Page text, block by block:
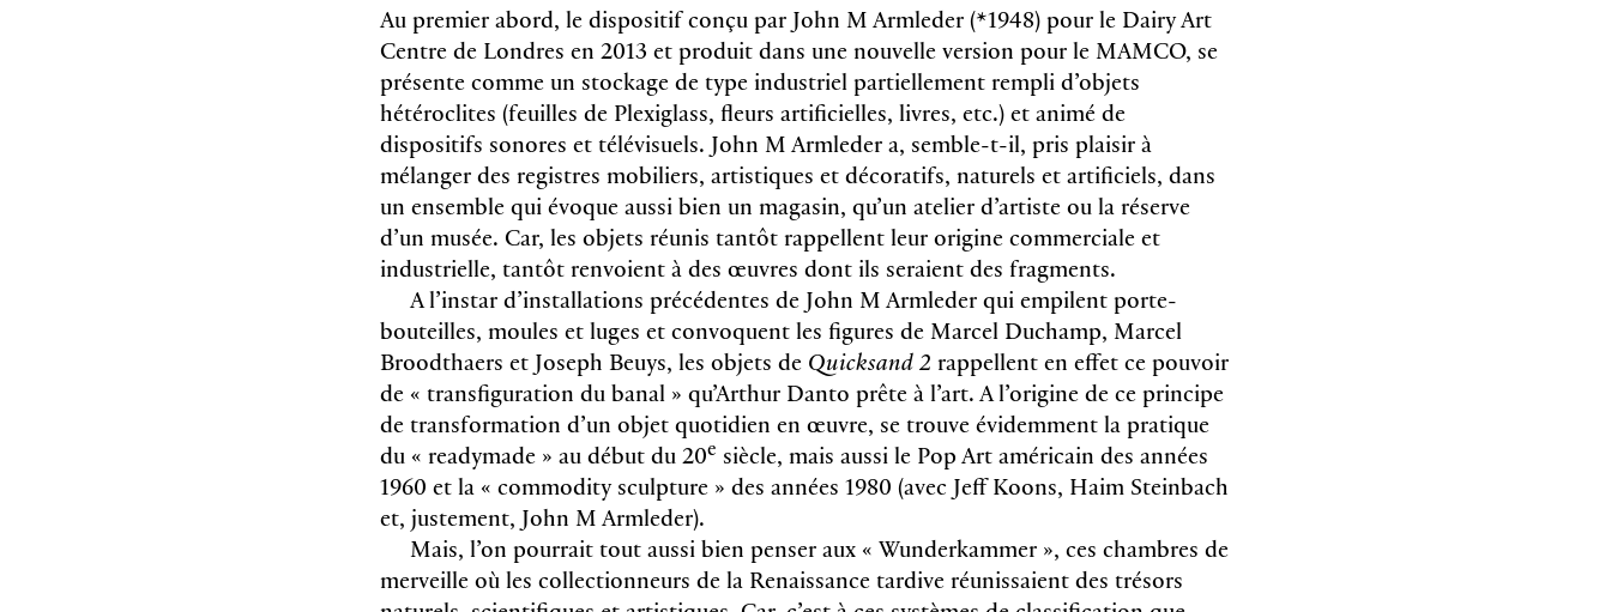
Au premier abord, le dispositif conçu par John M Armleder (*1948) pour le Dairy Art
Centre de Londres en 2013 et produit dans une nouvelle version pour le MAMCO, se
présente comme un stockage de type industriel partiellement rempli d’objets
hétéroclites (feuilles de Plexiglass, fleurs artificielles, livres, etc.) et animé de
dispositifs sonores et télévisuels. John M Armleder a, semble-t-il, pris plaisir à
mélanger des registres mobiliers, artistiques et décoratifs, naturels et artificiels, dans
un ensemble qui évoque aussi bien un magasin, qu’un atelier d’artiste ou la réserve
d’un musée. Car, les objets réunis tantôt rappellent leur origine commerciale et
industrielle, tantôt renvoient à des œuvres dont ils seraient des fragments.
A l’instar d’installations précédentes de John M Armleder qui empilent porte-
bouteilles, moules et luges et convoquent les figures de Marcel Duchamp, Marcel
Broodthaers et Joseph Beuys, les objets de Quicksand 2 rappellent en effet ce pouvoir
de « transfiguration du banal » qu’Arthur Danto prête à l’art. A l’origine de ce principe
de transformation d’un objet quotidien en œuvre, se trouve évidemment la pratique
du « readymade » au début du 20e siècle, mais aussi le Pop Art américain des années
1960 et la « commodity sculpture » des années 1980 (avec Jeff Koons, Haim Steinbach
et, justement, John M Armleder).
Mais, l’on pourrait tout aussi bien penser aux « Wunderkammer », ces chambres de
merveille où les collectionneurs de la Renaissance tardive réunissaient des trésors